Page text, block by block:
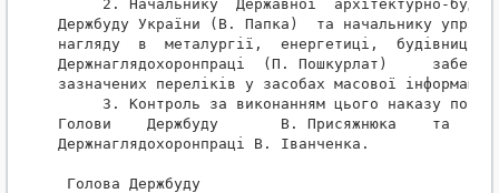
2. Начальнику  Державної  архітектурно-
Держбуду України (В. Папка)  та начальнику
нагляду  в  металургії,  енергетиці,  будівництві
Держнаглядохоронпраці  (П. Пошкурлат)
зазначених переліків у засобах масової
3. Контроль за виконанням цього наказу
Голови    Держбуду       В. Присяжнюка    та
Держнаглядохоронпраці В. Іванченка.
Голова Держбуду